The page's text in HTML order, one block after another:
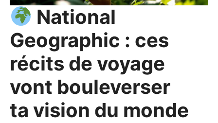
National
Geographic : ces
récits de voyage
vont bouleverser
ta vision du monde